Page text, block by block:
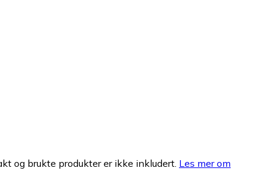
og brukte produkter er ikke inkludert. Les mer om